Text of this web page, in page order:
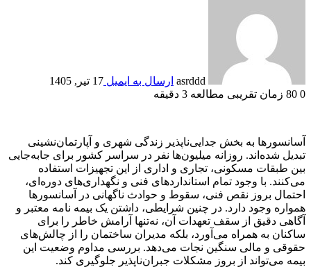
asrddd ارسال به ایمیل 17 تیر, 1405
0
زمان تقریبی مطالعه 3 دقیقه
آسانسورها به بخش جدایی‌ناپذیر زندگی شهری و آپارتمان‌نشینی
تبدیل شده‌اند. روزانه میلیون‌ها نفر در سراسر کشور برای جابه‌جایی
بین طبقات مسکونی، تجاری و اداری از این تجهیزات استفاده
می‌کنند. با وجود تمام استانداردهای فنی و نگهداری‌های دوره‌ای،
احتمال بروز نقص فنی، سقوط و حوادث ناگهانی در آسانسورها
همواره وجود دارد. در چنین شرایطی، داشتن یک بیمه نامه معتبر و
آگاهی دقیق از سقف تعهدات آن، نه‌تنها آرامش خاطر را برای
ساکنان به همراه می‌آورد، بلکه مدیران ساختمان را از چالش‌های
حقوقی و مالی سنگین نجات می‌دهد. بررسی مداوم وضعیت این
بیمه می‌تواند از بروز مشکلات جبران‌ناپذیر جلوگیری کند.